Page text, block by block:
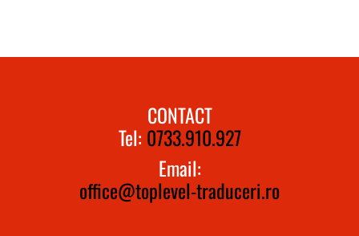
CONTACT
Tel: 0733.910.927
Email:
office@toplevel-traduceri.ro